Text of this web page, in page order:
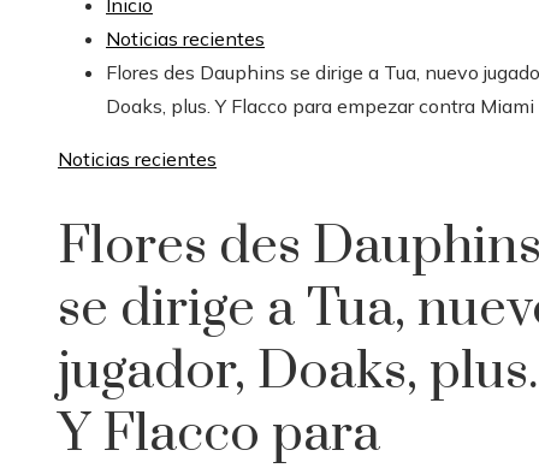
Inicio
Noticias recientes
Flores des Dauphins se dirige a Tua, nuevo
Doaks, plus. Y Flacco para empezar contra Miami
Noticias recientes
Flores des
se dirige a Tua,
jugador, Doaks, plus.
Y Flacco para